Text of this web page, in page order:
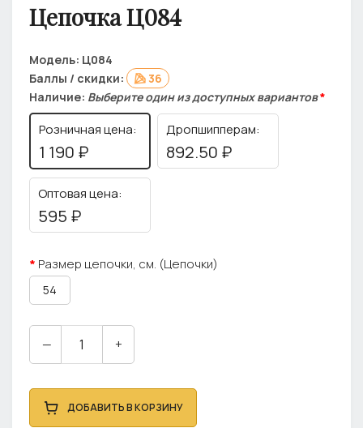
Цепочка Ц084
Модель: Ц084
Баллы / скидки:
36
Наличие: Выберите один из доступных вариантов*
Розничная цена:
1 190 ₽
Дропшипперам:
892.50 ₽
Оптовая цена:
595 ₽
Размер цепочки, см. (Цепочки)
54
— +
ДОБАВИТЬ В КОРЗИНУ